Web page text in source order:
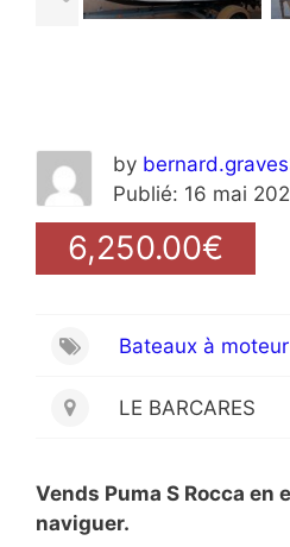
by
Publié: 16 mai
6,250.00€
Bateaux à moteur
LE BARCARES
Vends Puma S Rocca en
naviguer.